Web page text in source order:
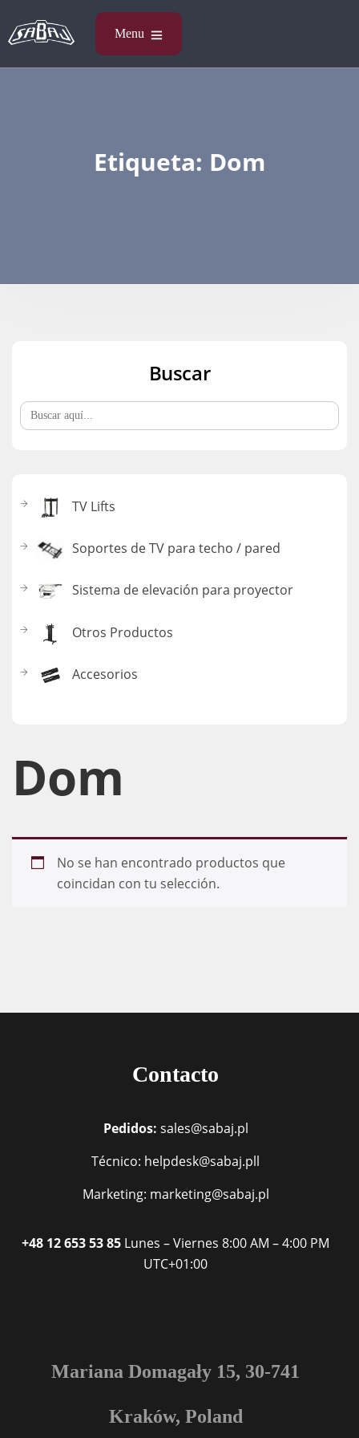
Etiqueta: Dom
Dom
No se han encontrado productos que
coincidan con tu selección.
Buscar
Buscar:
TV Lifts
Soportes de TV para techo / pared
Sistema de elevación para proyector
Otros Productos
Accesorios
Contacto
Pedidos: sales@sabaj.pl
Técnico: helpdesk@sabaj.pll
Marketing: marketing@sabaj.pl
+48 12 653 53 85 Lunes – Viernes 8:00 AM – 4:00 PM
UTC+01:00
Mariana Domagały 15, 30-741
Kraków, Poland